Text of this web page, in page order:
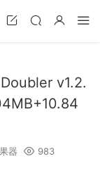
v1.2.
器
983